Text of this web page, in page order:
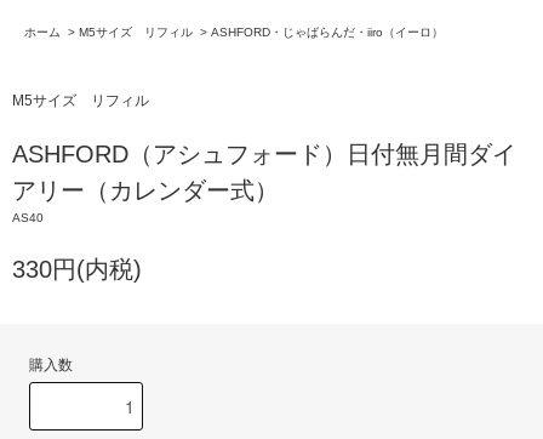
ホーム > M5サイズ リフィル > ASHFORD・じゃばらんだ・iiro（イーロ）
M5サイズ リフィル
ASHFORD（アシュフォード）日付無月間ダイ
アリー（カレンダー式）
AS40
330円(内税)
購入数